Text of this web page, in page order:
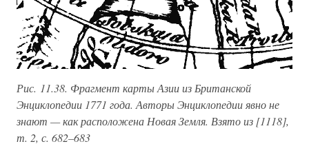
Рис. 11.38. Фрагмент карты Азии из Британской
Энциклопедии 1771 года. Авторы Энциклопедии явно не
знают — как расположена Новая Земля. Взято из [1118],
т. 2, с. 682–683